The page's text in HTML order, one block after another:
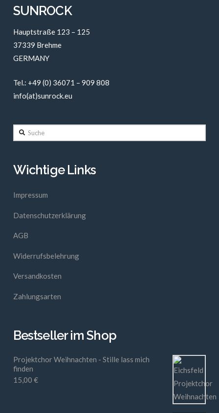
SUNROCK
Hauptstraße 123 – 125
37339 Brehme
GERMANY
Tel.: +49 (0) 36071 – 909 808
info(at)sunrock.eu
Suche
Wichtige Links
Impressum
Datenschutzerklärung
AGB
Widerrufsbelehrung
Versandkosten
Zahlungsarten
Bestseller im Shop
Projektchor Weihnachten - Stille lass mich
finden
15,00 €